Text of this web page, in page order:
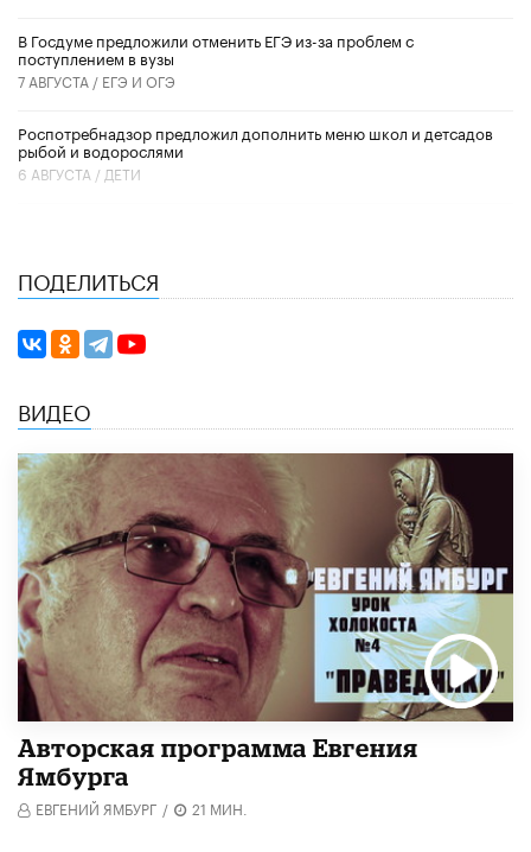
В Госдуме предложили отменить ЕГЭ из-за проблем с
поступлением в вузы
7 АВГУСТА / ЕГЭ И ОГЭ
Роспотребнадзор предложил дополнить меню школ и детсадов
рыбой и водорослями
6 АВГУСТА / ДЕТИ
ПОДЕЛИТЬСЯ
ВИДЕО
Авторская программа Евгения
Ямбурга
ЕВГЕНИЙ ЯМБУРГ / 21 МИН.